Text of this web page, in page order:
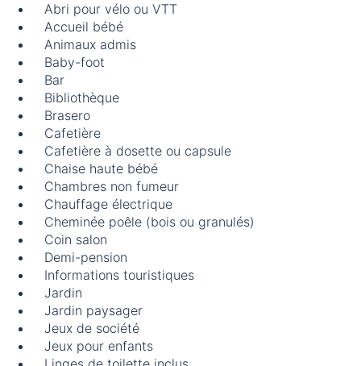
Abri pour vélo ou VTT
Accueil bébé
Animaux admis
Baby-foot
Bar
Bibliothèque
Brasero
Cafetière
Cafetière à dosette ou capsule
Chaise haute bébé
Chambres non fumeur
Chauffage électrique
Cheminée poêle (bois ou granulés)
Coin salon
Demi-pension
Informations touristiques
Jardin
Jardin paysager
Jeux de société
Jeux pour enfants